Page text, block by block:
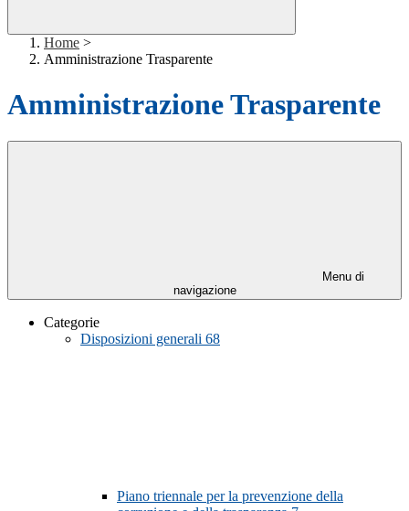
Home >
Amministrazione Trasparente
Amministrazione Trasparente
Menu di
navigazione
Categorie
Disposizioni generali 68
Piano triennale per la prevenzione della